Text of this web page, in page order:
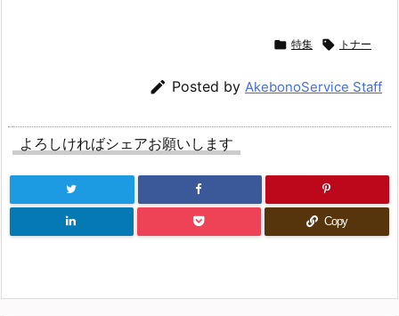
 特集  トナー
 Posted by AkebonoService Staff
よろしければシェアお願いします
Copy